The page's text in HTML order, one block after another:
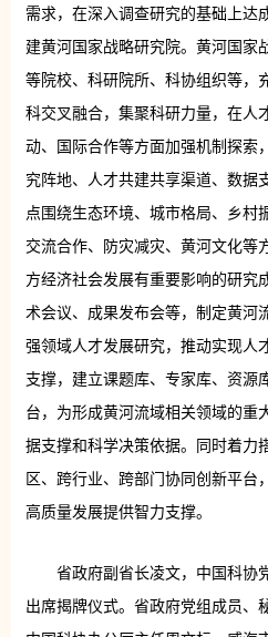
需求，在深入调查研究的基础上达
建黄河国家战略研究院。黄河国家
等院校、科研院所、科协组织等，
科交叉融合，集聚科研力量，在人
动、国际合作等方面加强机制探索
究阵地、人才共建共享渠道、数据
点围绕生态环境、城市格局、乡村
交流合作、防灾减灾、黄河文化等
方经济社会发展有重要影响的研究
术会议、成果发布会等，制定黄河
强领域人才发展研究，推动实现人
支撑，建立课题库、专家库、资源
台，为形成黄河流域相关领域的重
据支撑和科学决策依据。同时着力
区、跨行业、跨部门协同创新平台
高质量发展提供智力支撑。
省政府副省长凌文，中国科协
出席揭牌仪式。省政府党组成员、